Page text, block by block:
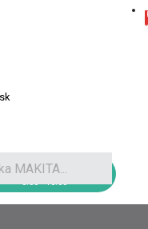
904 111 100
8:00 - 16:00